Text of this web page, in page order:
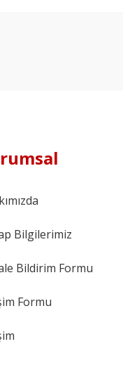
Bilgilerimiz
Bildirim Formu
Formu